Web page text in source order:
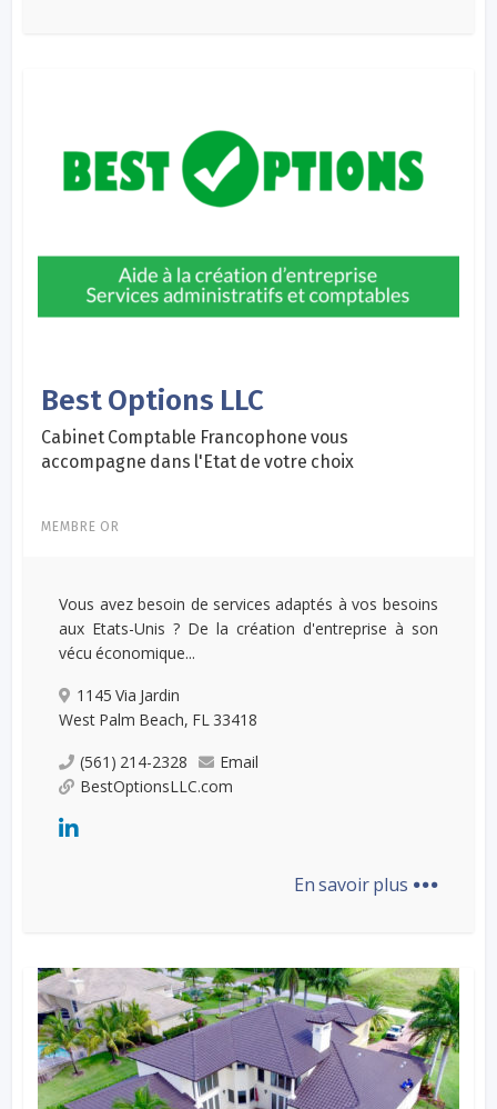
Best Options LLC
Cabinet Comptable Francophone vous
accompagne dans l'Etat de votre choix
MEMBRE OR
Vous avez besoin de services adaptés à vos besoins
aux Etats-Unis ? De la création d'entreprise à son
vécu économique...
1145 Via Jardin
West Palm Beach, FL 33418
(561) 214-2328
Email
BestOptionsLLC.com
En savoir plus ...